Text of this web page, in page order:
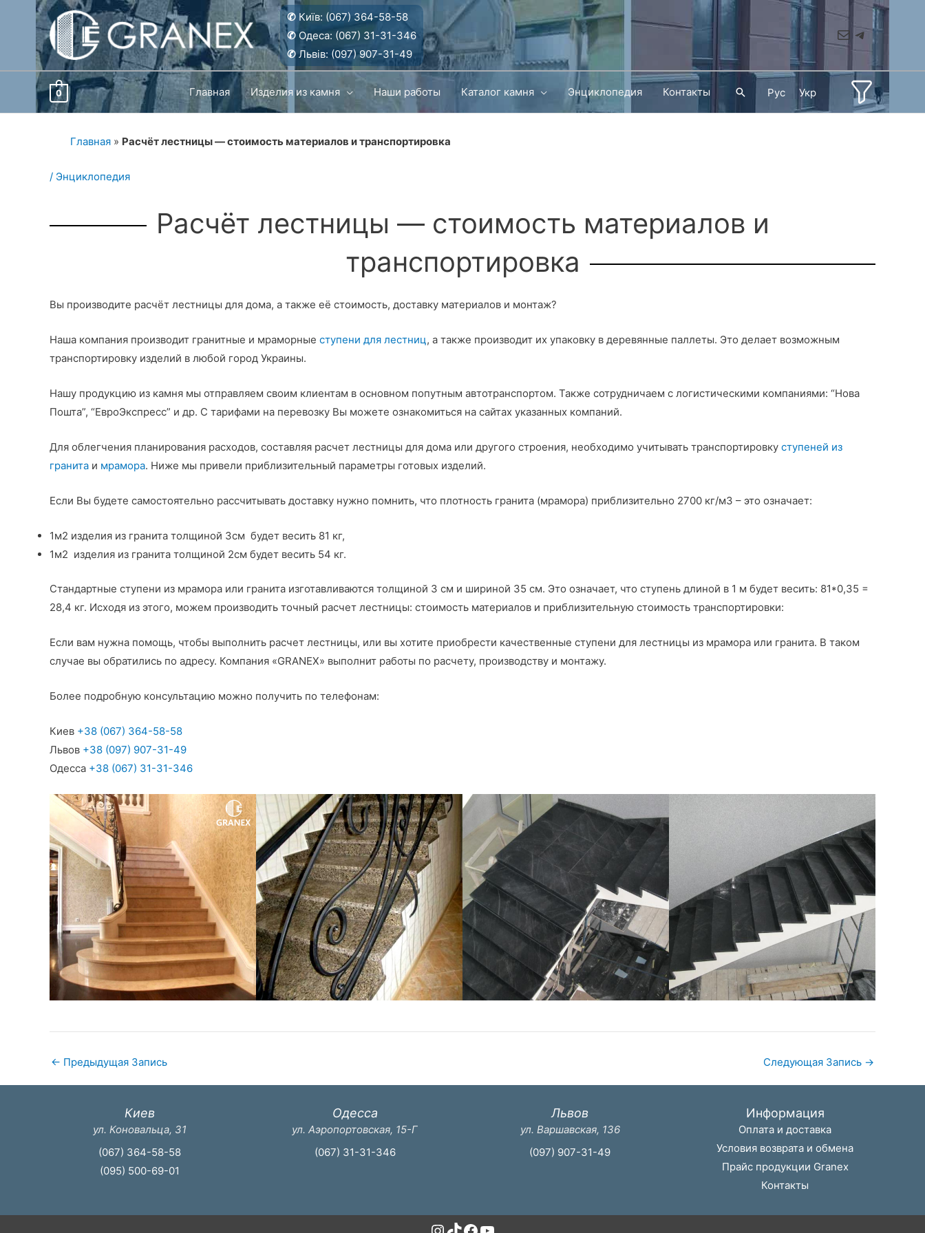
Перейти
содержимому
✆ Київ: (067) 364-58-58
✆Одеса: (067) 31-31-346
✆Львів: (097) 907-31-49
MailTelegram
0 Главная Изделия из камня Наши работы Каталог камня Энциклопедия Контакты ПоискРус Укр
Главная » Расчёт лестницы — стоимость материалов и транспортировка
/ Энциклопедия
Расчёт лестницы — стоимость материалов и
транспортировка
Вы производите расчёт лестницы для дома, а также её стоимость, доставку материалов и монтаж?
Наша компания производит гранитные и мраморные ступени для лестниц, а также производит их упаковку в деревянные паллеты. Это делает возможным
транспортировку изделий в любой город Украины.
Нашу продукцию из камня мы отправляем своим клиентам в основном попутным автотранспортом. Также сотрудничаем с логистическими компаниями: “Нова
Пошта”, “ЕвроЭкспресс” и др. С тарифами на перевозку Вы можете ознакомиться на сайтах указанных компаний.
Для облегчения планирования расходов, составляя расчет лестницы для дома или другого строения, необходимо учитывать транспортировку ступеней из
гранита и мрамора. Ниже мы привели приблизительный параметры готовых изделий.
Если Вы будете самостоятельно рассчитывать доставку нужно помнить, что плотность гранита (мрамора) приблизительно 2700 кг/м3 – это означает:
1м2 изделия из гранита толщиной 3см будет весить 81 кг,
1м2 изделия из гранита толщиной 2см будет весить 54 кг.
Стандартные ступени из мрамора или гранита изготавливаются толщиной 3 см и шириной 35 см. Это означает, что ступень длиной в 1 м будет весить: 81*0,35 =
28,4 кг. Исходя из этого, можем производить точный расчет лестницы: стоимость материалов и приблизительную стоимость транспортировки:
Если вам нужна помощь, чтобы выполнить расчет лестницы, или вы хотите приобрести качественные ступени для лестницы из мрамора или гранита. В таком
случае вы обратились по адресу. Компания «GRANEX» выполнит работы по расчету, производству и монтажу.
Более подробную консультацию можно получить по телефонам:
Киев +38 (067) 364-58-58
Львов +38 (097) 907-31-49
Одесса +38 (067) 31-31-346
← Предыдущая Запись Следующая Запись →
Киев
ул. Коновальца, 31
(067) 364-58-58
(095) 500-69-01
Одесса
ул. Аэропортовская, 15-Г
(067) 31-31-346
Львов
ул. Варшавская, 136
(097) 907-31-49
Информация
Оплата и доставка
Условия возврата и обмена
Прайс продукции Granex
Контакты